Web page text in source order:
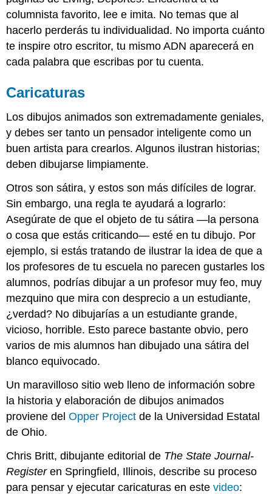
columnista favorito, lee e imita. No temas que al
hacerlo perderás tu individualidad. No importa cuánto
te inspire otro escritor, tu mismo ADN aparecerá en
cada palabra que escribas por tu cuenta.
Caricaturas
Los dibujos animados son extremadamente geniales,
y debes ser tanto un pensador inteligente como un
buen artista para crearlos. Algunos ilustran historias;
deben dibujarse limpiamente.
Otros son sátira, y estos son más difíciles de lograr.
Sin embargo, una regla te ayudará a lograrlo:
Asegúrate de que el objeto de tu sátira —la persona
o cosa que estás criticando— esté en tu dibujo. Por
ejemplo, si estás tratando de ilustrar la idea de que a
los profesores de tu escuela no parecen gustarles los
alumnos, podrías dibujar a un profesor muy feo, muy
mezquino que mira con desprecio a un estudiante,
¿verdad? No dibujarías a un estudiante grande,
vicioso, horrible. Esto parece bastante obvio, pero
varios de mis alumnos han dibujado una sátira del
blanco equivocado.
Un maravilloso sitio web lleno de información sobre
la historia y elaboración de dibujos animados
proviene delOpper Project de la Universidad Estatal
de Ohio.
Chris Britt, dibujante editorial de The State Journal-
Registeren Springfield, Illinois, describe su proceso
para pensar y ejecutar caricaturas en estevideo: